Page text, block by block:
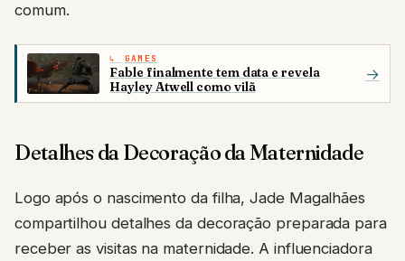
comum.
GAMES
Fable finalmente tem data e revela
Hayley Atwell como vilã
→
Detalhes da Decoração da Maternidade
Logo após o nascimento da filha, Jade Magalhães
compartilhou detalhes da decoração preparada para
receber as visitas na maternidade. A influenciadora